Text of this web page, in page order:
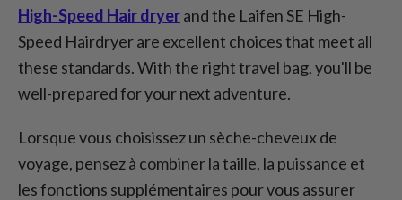
High-Speed Hair dryerand the Laifen SE High-
Speed Hairdryer are excellent choices that meet all
these standards. With the right travel bag, you'll be
well-prepared for your next adventure.
Lorsque vous choisissez un sèche-cheveux de
voyage, pensez à combiner la taille, la puissance et
les fonctions supplémentaires pour vous assurer